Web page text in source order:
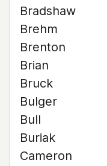
Bradshaw
Brehm
Brenton
Brian
Bruck
Bulger
Bull
Buriak
Cameron